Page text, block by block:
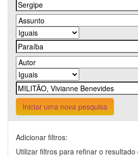
Iniciar uma nova pesquisa
Adicionar filtros:
Utilizar filtros para refinar o resultado